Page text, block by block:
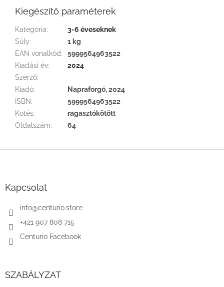
Kiegészítő paraméterek
Kategória:
3-6 éveseknek
Súly:
1 kg
EAN vonalkód:
5999564963522
Kiadási év:
2024
Szerző:
Kiadó:
Napraforgó, 2024
ISBN:
5999564963522
Kötés:
ragasztókötött
Oldalszám: 64
Kapcsolat
info@centurio.store
+421 907 808 715
Centurio Facebook
SZABÁLYZAT